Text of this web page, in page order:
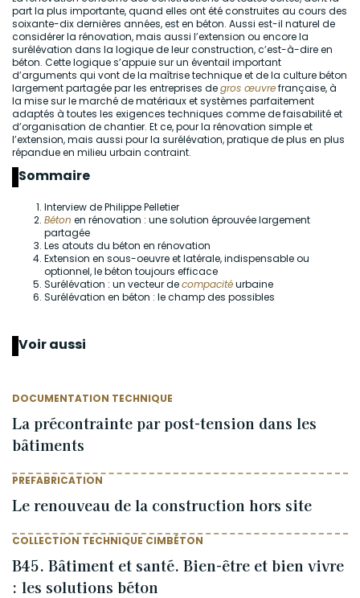
part la plus importante, quand elles ont été construites au cours des
soixante-dix dernières années, est en béton. Aussi est-il naturel de
considérer la rénovation, mais aussi l’extension ou encore la
surélévation dans la logique de leur construction, c’est-à-dire en
béton. Cette logique s’appuie sur un éventail important
d’arguments qui vont de la maîtrise technique et de la culture béton
largement partagée par les entreprises degros œuvrefrançaise, à
la mise sur le marché de matériaux et systèmes parfaitement
adaptés à toutes les exigences techniques comme de faisabilité et
d’organisation de chantier. Et ce, pour la rénovation simple et
l’extension, mais aussi pour la surélévation, pratique de plus en plus
répandue en milieu urbain contraint.
Sommaire
Interview de Philippe Pelletier
Béton en rénovation : une solution éprouvée largement
partagée
Les atouts du béton en rénovation
Extension en sous-oeuvre et latérale, indispensable ou
optionnel, le béton toujours efficace
Surélévation : un vecteur decompacitéurbaine
Surélévation en béton : le champ des possibles
Voir aussi
DOCUMENTATION TECHNIQUE
La précontrainte par post-tension dans les
bâtiments
PREFABRICATION
Le renouveau de la construction hors site
COLLECTION TECHNIQUE CIMBÉTON
B45. Bâtiment et santé. Bien-être et bien vivre
: les solutions béton